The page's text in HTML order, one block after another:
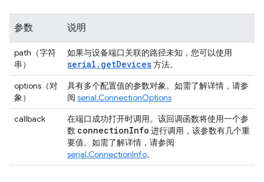
参数 说明
path（字符
串）
如果与设备端口关联的路径未知，您可以使用
serial.getDevices方法。
options（对
象）
具有多个配置值的参数对象。如需了解详情，请参
阅 serial.ConnectionOptions
callback
在端口成功打开时调用。该回调函数将使用一个参
数 connectionInfo 进行调用，该参数有几个重
要值。如需了解详情，请参阅
serial.ConnectionInfo。